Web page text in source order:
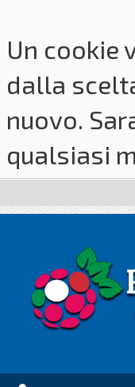
Un cookie
dalla
nuovo.
qualsiasi